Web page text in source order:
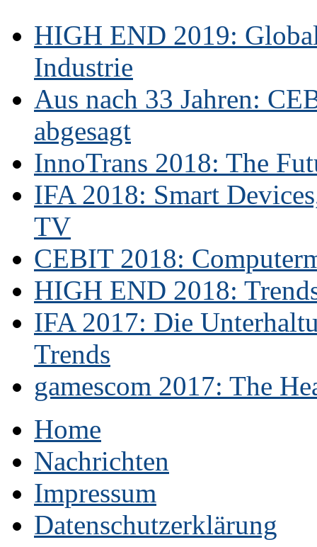
HIGH END 2019:
Industrie
Aus nach 33 Jahren:
abgesagt
InnoTrans 2018: The
IFA 2018: Smart
TV
CEBIT 2018:
HIGH END 2018:
IFA 2017: Die
Trends
gamescom 2017: The
Home
Nachrichten
Impressum
Datenschutzerklärung